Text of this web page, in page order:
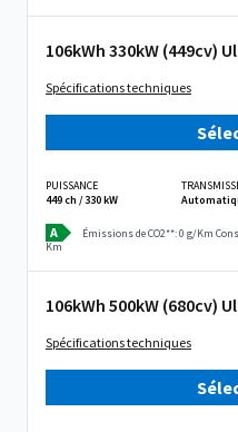
106kWh 330kW (449cv)
Spécifications techniques
PUISSANCE
449 ch / 330 kW
A Émissions de CO2**: 0 g/Km
Km
106kWh 500kW (680cv)
Spécifications techniques